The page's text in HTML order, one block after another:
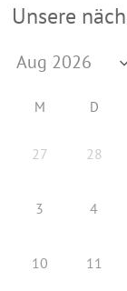
Unsere
M D
27 28
3 4
10 11